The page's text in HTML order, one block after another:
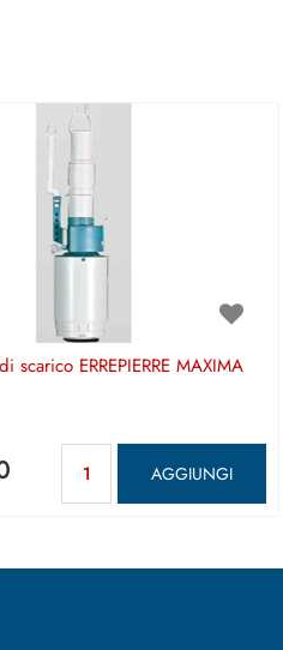
scarico ERREPIERRE MAXIMA
AGGIUNGI